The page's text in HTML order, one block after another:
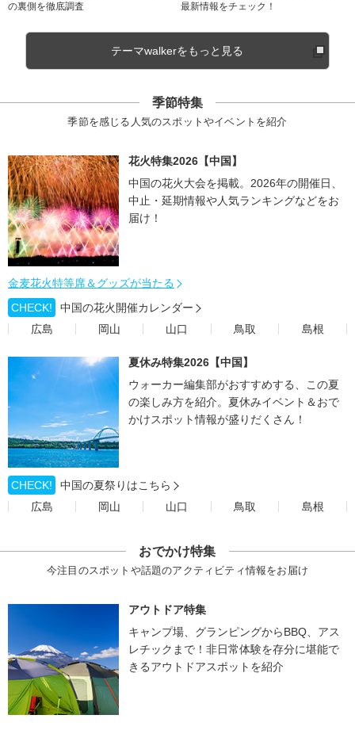
の裏側を徹底調査
最新情報をチェック！
テーマwalkerをもっと見る
季節特集
季節を感じる人気のスポットやイベントを紹介
花火特集2026【中国】
中国の花火大会を掲載。2026年の開催日、
中止・延期情報や人気ランキングなどをお
届け！
金麦花火特等席＆グッズが当たる
CHECK!
中国の花火開催カレンダー
広島
岡山 山口 鳥取 島根
夏休み特集2026【中国】
ウォーカー編集部がおすすめする、この夏
の楽しみ方を紹介。夏休みイベント＆おで
かけスポット情報が盛りだくさん！
CHECK!
中国の夏祭りはこちら
広島
岡山 山口 鳥取 島根
おでかけ特集
今注目のスポットや話題のアクティビティ情報をお届け
アウトドア特集
キャンプ場、グランピングからBBQ、アス
レチックまで！非日常体験を存分に堪能で
きるアウトドアスポットを紹介